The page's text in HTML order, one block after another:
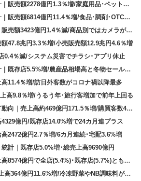
2月ホームセンター統計｜販売額2278億円1.3％増/家庭用品･ペット用品が好調
2月ドラッグストア統計｜販売額6814億円11.4％増/食品･調剤･OTCが好調
2月家電チェーン統計｜販売額3423億円1.4％減/商品別ではカメラが好調
47.8兆円3.3％増/小売販売額12.9兆円4.6％増
0.4％減/システム災害でチラシ･アプリ休止
2月チェーンストア統計｜既存店5.5%増/農産品相場高と冬物セール好調
11.4％増/訪日外客数がコロナ禍以降最多
高9.8％増/うるう年･旅行客増加で前年上回る
2月百貨店インバウンド動向｜売上高約469億円171.5％増/購買客数42万人
億円/既存店14.0%増で24カ月連プラス
2472億円2.7％増/6カ月連続･宅配3.6%増
計｜既存店5.0%増･総売上高9690億円
2月コンビニ統計｜売上高8574億円で全店(5.4%)･既存店(5.7%)ともに増加
神戸物産news｜2月売上高364億円11.6%増/冷凍野菜やNB調味料が好調